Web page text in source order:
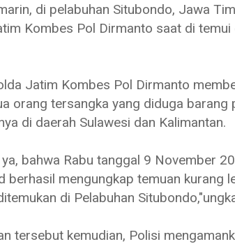
di pelabuhan Situbondo, Jawa
Kombes Pol Dirmanto saat di
Jatim Kombes Pol Dirmanto
orang tersangka yang diduga barang
di daerah Sulawesi dan Kalimantan.
bahwa Rabu tanggal 9 November
berhasil mengungkap temuan kurang
di Pelabuhan
tersebut kemudian, Polisi